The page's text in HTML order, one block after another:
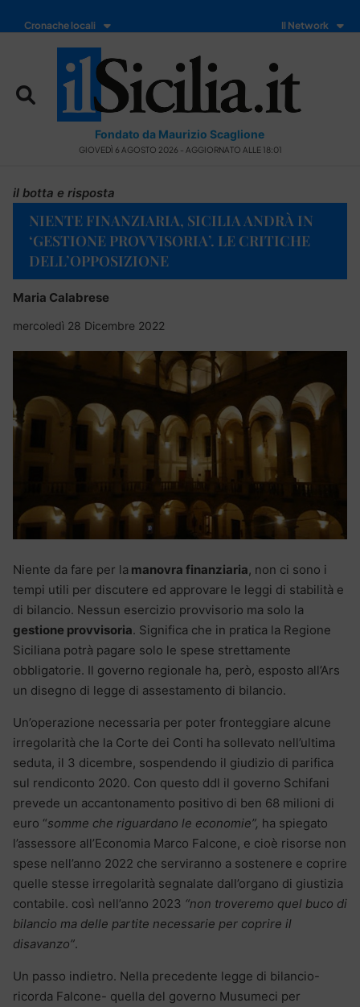
Cronache locali Il Network
Fondato da Maurizio Scaglione
GIOVEDÌ 6 AGOSTO 2026 - AGGIORNATO ALLE 18:01
il botta e risposta
NIENTE FINANZIARIA, SICILIA ANDRÀ IN
‘GESTIONE PROVVISORIA’. LE CRITICHE
DELL’OPPOSIZIONE
Maria Calabrese
mercoledì 28 Dicembre 2022
Niente da fare per la manovra finanziaria, non ci sono i
tempi utili per discutere ed approvare le leggi di stabilità e
di bilancio. Nessun esercizio provvisorio ma solo la
gestione provvisoria. Significa che in pratica la Regione
Siciliana potrà pagare solo le spese strettamente
obbligatorie. Il governo regionale ha, però, esposto all’Ars
un disegno di legge di assestamento di bilancio.
Un’operazione necessaria per poter fronteggiare alcune
irregolarità che la Corte dei Conti ha sollevato nell’ultima
seduta, il 3 dicembre, sospendendo il giudizio di parifica
sul rendiconto 2020. Con questo ddl il governo Schifani
prevede un accantonamento positivo di ben 68 milioni di
euro “somme che riguardano le economie”, ha spiegato
l’assessore all’Economia Marco Falcone, e cioè risorse non
spese nell’anno 2022 che serviranno a sostenere e coprire
quelle stesse irregolarità segnalate dall’organo di giustizia
contabile. così nell’anno 2023 “non troveremo quel buco di
bilancio ma delle partite necessarie per coprire il
disavanzo”.
Un passo indietro. Nella precedente legge di bilancio-
ricorda Falcone- quella del governo Musumeci per